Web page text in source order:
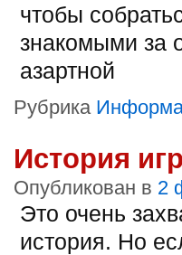
чтобы
знакомыми за
азартной
Рубрика
История
Опубликован в 2
Это очень
история. Но